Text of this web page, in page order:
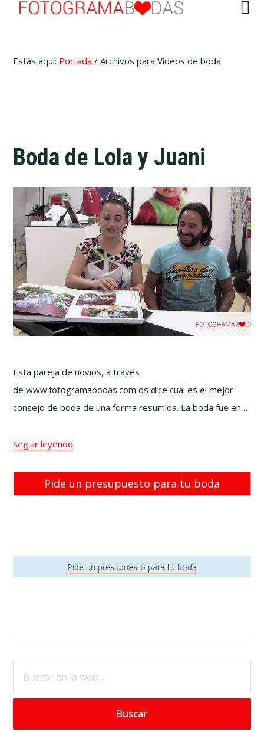
Saltar
Saltar
Saltar
página
Estás aquí: Portada / Archivos para Vídeos de boda
Boda de Lola y Juani
Esta pareja de novios, a través
de www.fotogramabodas.com os dice cuál es el mejor
consejo de boda de una forma resumida. La boda fue en …
Seguir leyendo
Pide un presupuesto para tu boda
Barra Pide un presupuesto para tu boda
la